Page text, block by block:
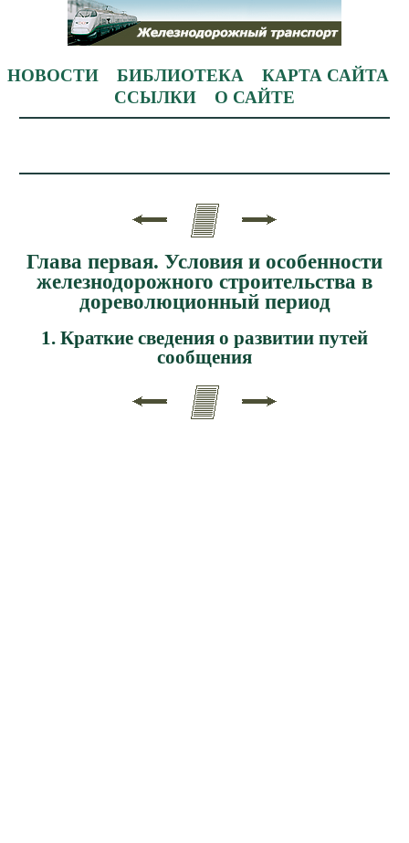
НОВОСТИ БИБЛИОТЕКА
КАРТА САЙТА
ССЫЛКИ
О САЙТЕ
Глава первая. Условия и особенности
железнодорожного строительства в
дореволюционный период
1. Краткие сведения о развитии путей
сообщения